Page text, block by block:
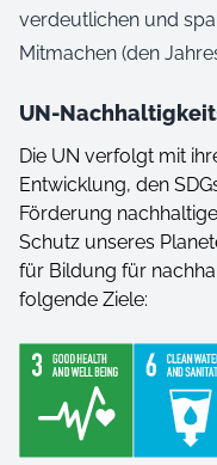
verdeutlichen und
Mitmachen (den
UN-
Die UN verfolgt mit
Entwicklung, den
Förderung
Schutz unseres
für Bildung für
folgende Ziele: